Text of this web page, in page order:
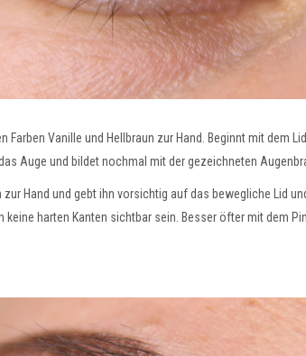
Farben Vanille und Hellbraun zur Hand. Beginnt mit dem
Auge und bildet nochmal mit der gezeichneten
Hand und gebt ihn vorsichtig auf das bewegliche Lid
harten Kanten sichtbar sein. Besser öfter mit dem